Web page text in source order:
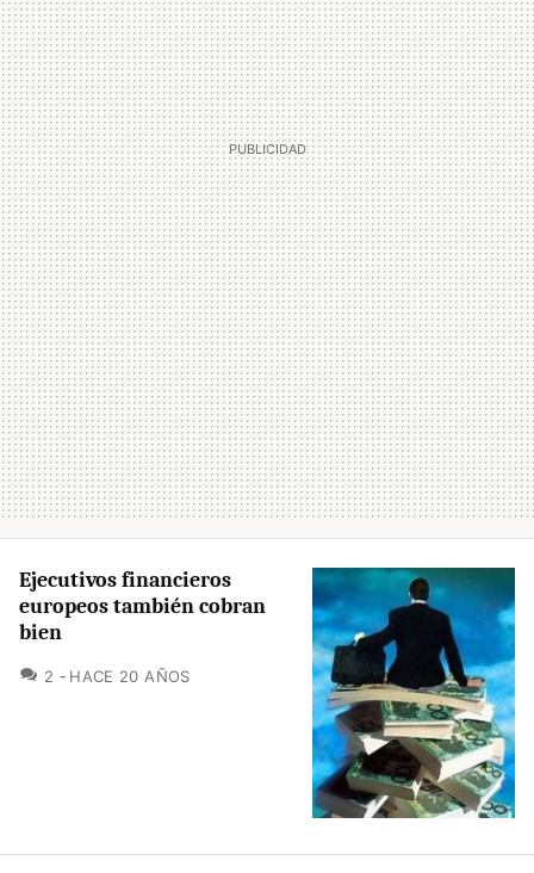
Ejecutivos financieros
europeos también cobran
bien
2 COMENTARIOS
HACE 20 AÑOS